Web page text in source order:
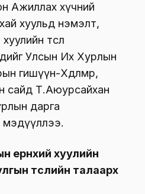
Ажиллах хүчний
хуульд нэмэлт,
төсөл
Улсын Их Хурлын
гишүүн-Хөдөлмөр,
сайд Т.Аюурсайхан
дарга
мэдүүллээ.
ерөнхий хуулийн
төслийн талаарх